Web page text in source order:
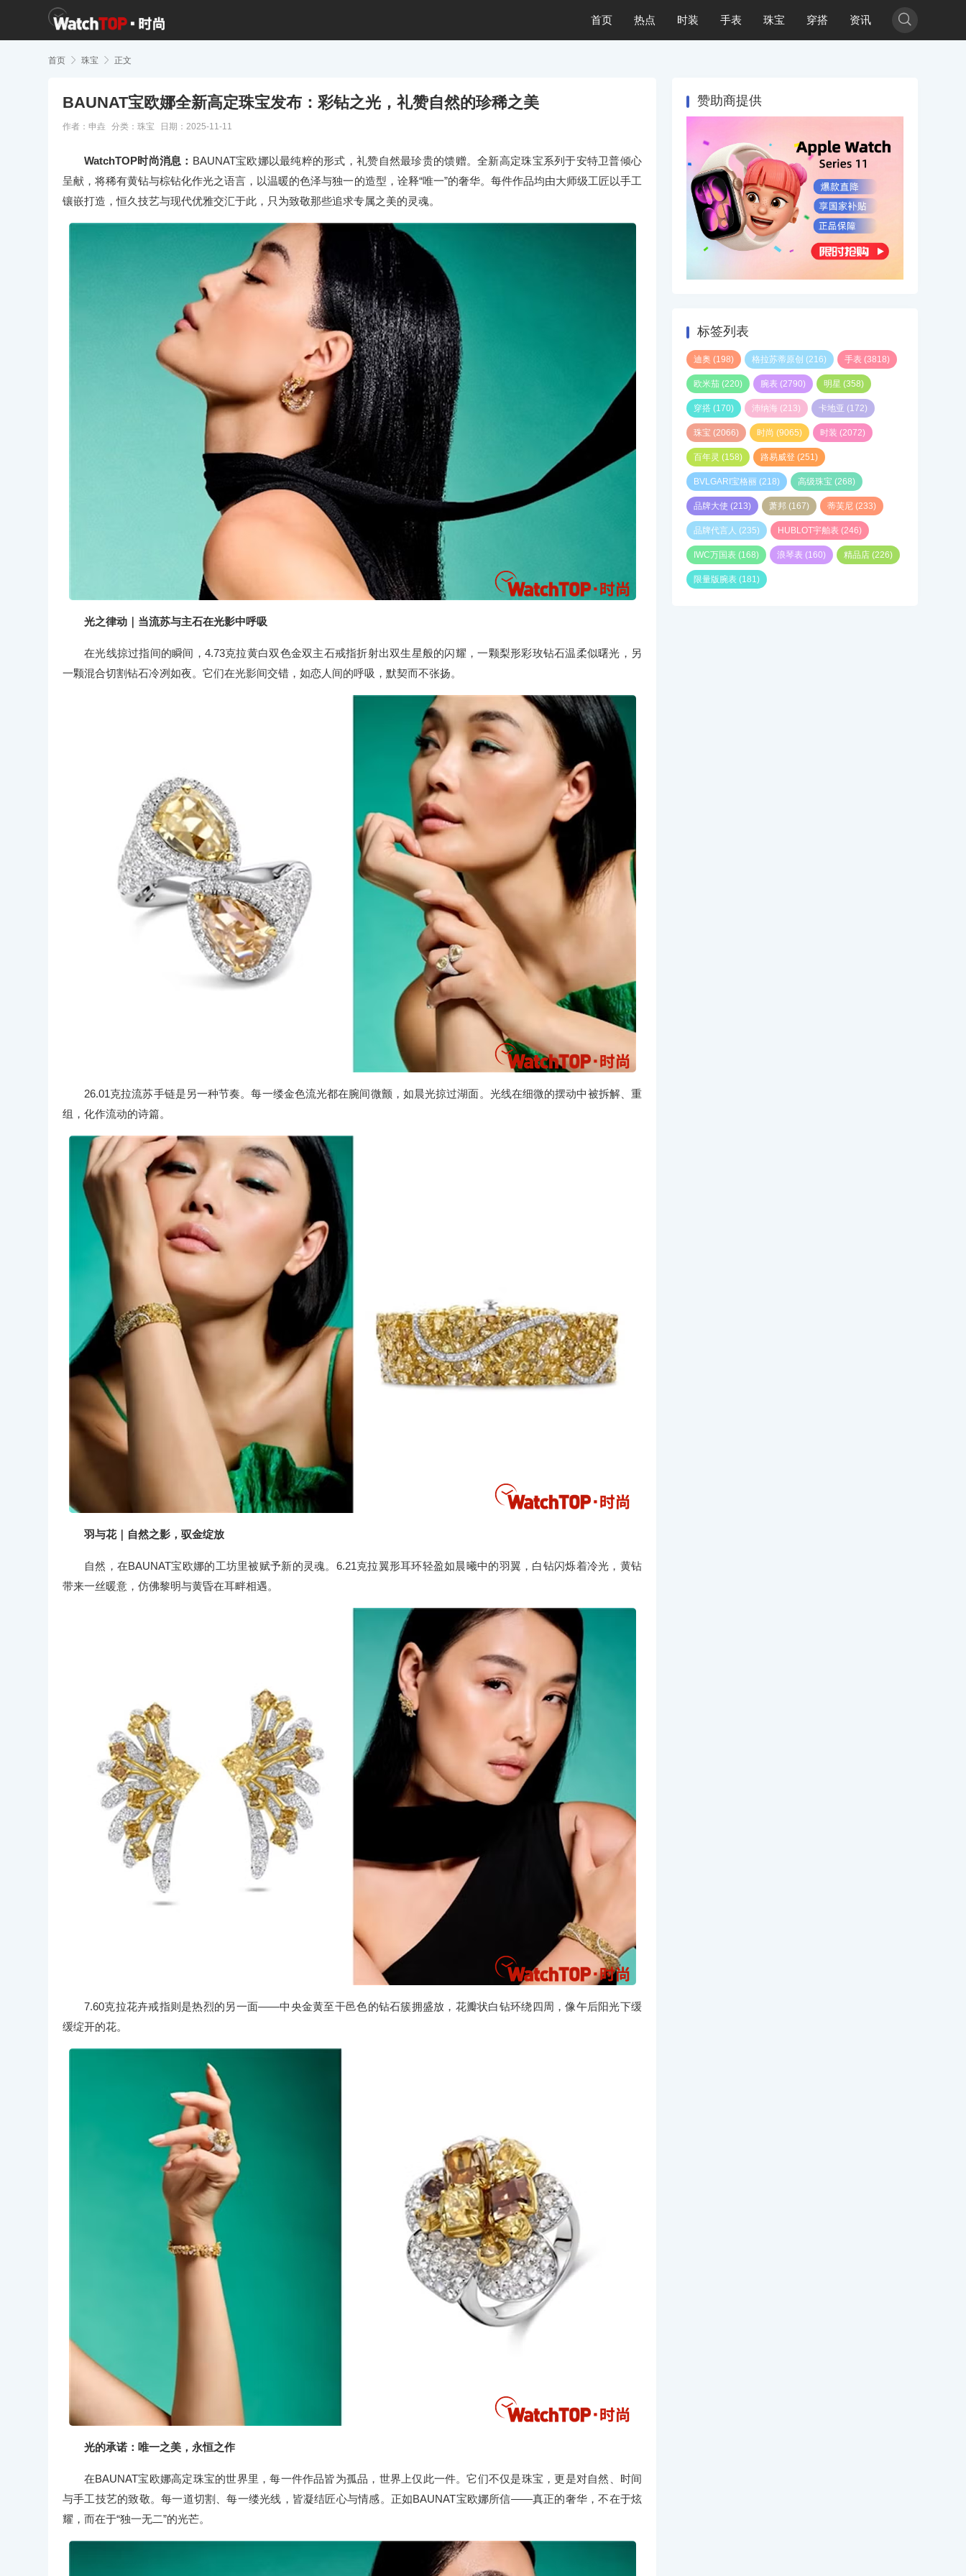
首页 热点 时装 手表 珠宝 穿搭 资讯 
首页  珠宝  正文
BAUNAT宝欧娜全新高定珠宝发布：彩钻之光，礼赞自然的珍稀之美
作者：申垚 分类： 珠宝 日期：2025-11-11
WatchTOP时尚消息： BAUNAT宝欧娜以最纯粹的形式，礼赞自然最珍贵的馈赠。全新高定珠宝系列于安特卫普倾心
呈献，将稀有黄钻与棕钻化作光之语言，以温暖的色泽与独一的造型，诠释“唯一”的奢华。每件作品均由大师级工匠以手工
镶嵌打造，恒久技艺与现代优雅交汇于此，只为致敬那些追求专属之美的灵魂。
光之律动｜当流苏与主石在光影中呼吸
在光线掠过指间的瞬间，4.73克拉黄白双色金双主石戒指折射出双生星般的闪耀，一颗梨形彩玫钻石温柔似曙光，另
一颗混合切割钻石冷冽如夜。它们在光影间交错，如恋人间的呼吸，默契而不张扬。
26.01克拉流苏手链是另一种节奏。每一缕金色流光都在腕间微颤，如晨光掠过湖面。光线在细微的摆动中被拆解、重
组，化作流动的诗篇。
羽与花｜自然之影，驭金绽放
自然，在BAUNAT宝欧娜的工坊里被赋予新的灵魂。6.21克拉翼形耳环轻盈如晨曦中的羽翼，白钻闪烁着冷光，黄钻
带来一丝暖意，仿佛黎明与黄昏在耳畔相遇。
7.60克拉花卉戒指则是热烈的另一面——中央金黄至干邑色的钻石簇拥盛放，花瓣状白钻环绕四周，像午后阳光下缓
缓绽开的花。
光的承诺：唯一之美，永恒之作
在BAUNAT宝欧娜高定珠宝的世界里，每一件作品皆为孤品，世界上仅此一件。它们不仅是珠宝，更是对自然、时间
与手工技艺的致敬。每一道切割、每一缕光线，皆凝结匠心与情感。正如BAUNAT宝欧娜所信——真正的奢华，不在于炫
耀，而在于“独一无二”的光芒。
赞助商提供
标签列表
迪奥 (198) 格拉苏蒂原创 (216) 手表 (3818)
欧米茄 (220) 腕表 (2790) 明星 (358)
穿搭 (170) 沛纳海 (213) 卡地亚 (172)
珠宝 (2066) 时尚 (9065) 时装 (2072)
百年灵 (158) 路易威登 (251)
BVLGARI宝格丽 (218) 高级珠宝 (268)
品牌大使 (213) 萧邦 (167) 蒂芙尼 (233)
品牌代言人 (235) HUBLOT宇舶表 (246)
IWC万国表 (168) 浪琴表 (160) 精品店 (226)
限量版腕表 (181)